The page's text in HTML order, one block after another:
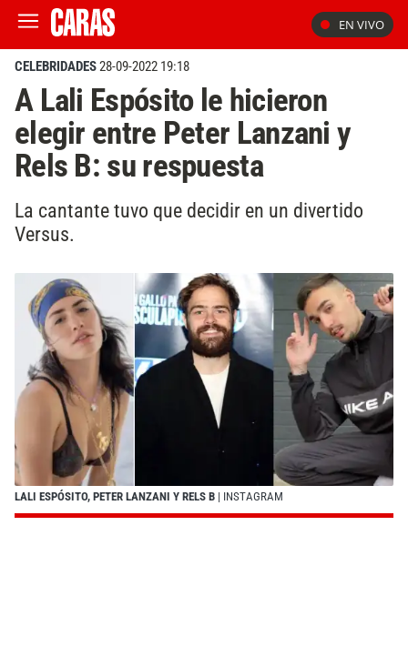
EN VIVO
CELEBRIDADES28-09-2022 19:18
A Lali Espósito le hicieron
elegir entre Peter Lanzani y
Rels B: su respuesta
La cantante tuvo que decidir en un divertido
Versus.
LALI ESPÓSITO, PETER LANZANI Y RELS B | INSTAGRAM